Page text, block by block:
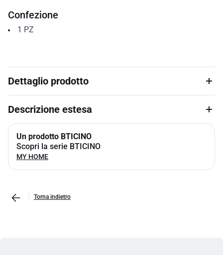
Confezione
1 PZ
Dettaglio prodotto
Descrizione estesa
Un prodotto BTICINO
Scopri la serie BTICINO
MY HOME
Torna indietro